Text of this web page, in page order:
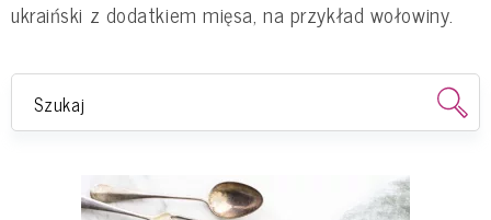
ukraiński z dodatkiem mięsa, na przykład wołowiny.